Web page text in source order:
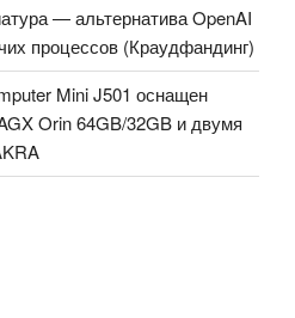
— альтернатива OpenAI
процессов (Краудфандинг)
Mini J501 оснащен
Orin 64GB/32GB и двумя